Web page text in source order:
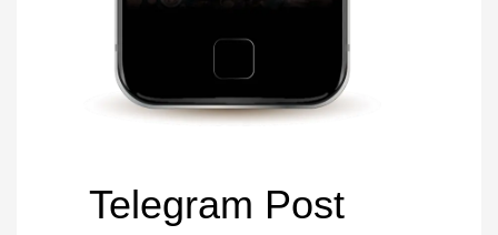
Telegram Post